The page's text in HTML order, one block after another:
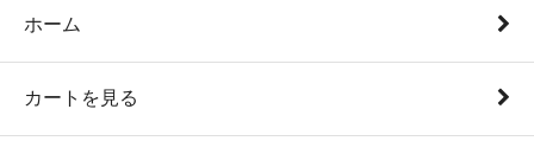
ホーム
カートを見る